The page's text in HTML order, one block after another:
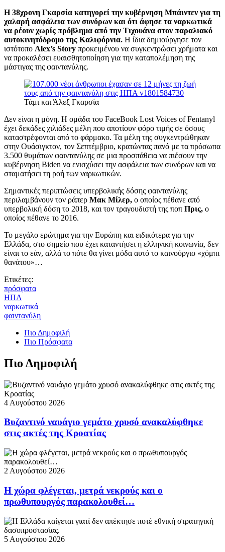
Η 38χρονη Γκαρσία κατηγορεί την κυβέρνηση Μπάιντεν για τη
χαλαρή ασφάλεια των συνόρων και ότι άφησε τα ναρκωτικά
να ρέουν χωρίς πρόβλημα από την Τιχουάνα στον παραλιακό
αυτοκινητόδρομο της Καλιφόρνια. Η ίδια δημιούργησε τον
ιστότοπο Alex’s Story προκειμένου να συγκεντρώσει χρήματα και
να προκαλέσει ευαισθητοποίηση για την καταπολέμηση της
μάστιγας της φαιντανύλης.
Τάμι και Άλεξ Γκαρσία
Δεν είναι η μόνη. Η ομάδα του FaceBook Lost Voices of Fentanyl
έχει δεκάδες χιλιάδες μέλη που αποτίουν φόρο τιμής σε όσους
καταστρέφονται από το φάρμακο. Τα μέλη της συγκεντρώθηκαν
στην Ουάσιγκτον, τον Σεπτέμβριο, κρατώντας πανό με τα πρόσωπα
3.500 θυμάτων φαιντανύλης σε μια προσπάθεια να πιέσουν την
κυβέρνηση Biden να ενισχύσει την ασφάλεια των συνόρων και να
σταματήσει τη ροή των ναρκωτικών.
Σημαντικές περιπτώσεις υπερβολικής δόσης φαιντανύλης
περιλαμβάνουν τον ράπερ Μακ Μίλερ, ο οποίος πέθανε από
υπερβολική δόση το 2018, και τον τραγουδιστή της ποπ Πρις, ο
οποίος πέθανε το 2016.
Το μεγάλο ερώτημα για την Ευρώπη και ειδικότερα για την
Ελλάδα, στο σημείο που έχει καταντήσει η ελληνική κοινωνία, δεν
είναι το εάν, αλλά το πότε θα γίνει μόδα αυτό το καινούργιο «χόμπι
θανάτου»…
Ετικέτες:
πρόσφατα
ΗΠΑ
ναρκωτικά
φαιντανύλη
Πιο Δημοφιλή
Πιο Πρόσφατα
Πιο Δημοφιλή
4 Αυγούστου 2026
Βυζαντινό ναυάγιο γεμάτο χρυσό ανακαλύφθηκε
στις ακτές της Κροατίας
2 Αυγούστου 2026
Η χώρα φλέγεται, μετρά νεκρούς και ο
πρωθυπουργός παρακολουθεί…
5 Αυγούστου 2026